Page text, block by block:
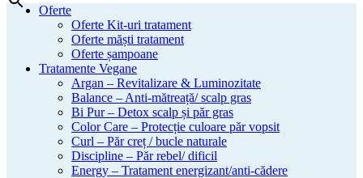
Oferte
Oferte Kit-uri tratament
Oferte măști tratament
Oferte șampoane
Tratamente Vegane
Argan – Revitalizare & Luminozitate
Balance – Anti-mătreață/ scalp gras
Bi Pur – Detox scalp și păr gras
Color Care – Protecție culoare păr vopsit
Curl – Păr creț / bucle naturale
Discipline – Păr rebel/ dificil
Energy – Tratament energizant/anti-cădere